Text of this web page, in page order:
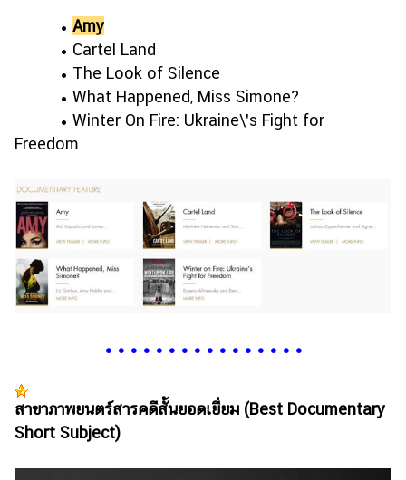
• Amy
• Cartel Land
• The Look of Silence
• What Happened, Miss Simone?
• Winter On Fire: Ukraine\'s Fight for
Freedom
• • • • • • • • • • • • • • • •
สาขาภาพยนตร์สารคดีสั้นยอดเยี่ยม (Best Documentary
Short Subject)